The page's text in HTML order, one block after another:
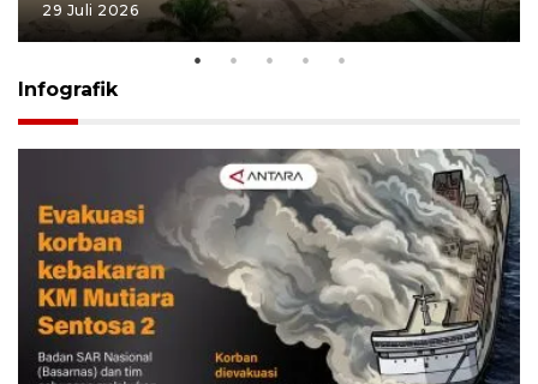
29 Juli 2026
Infografik